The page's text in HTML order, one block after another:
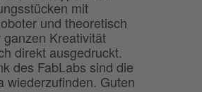
mit
und theoretisch
Kreativität
direkt ausgedruckt.
des FabLabs sind die
wiederzufinden. Guten